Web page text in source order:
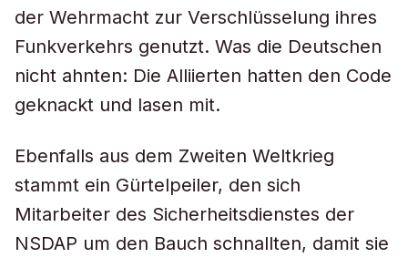
der Wehrmacht zur Verschlüsselung ihres
Funkverkehrs genutzt. Was die Deutschen
nicht ahnten: Die Alliierten hatten den Code
geknackt und lasen mit.
Ebenfalls aus dem Zweiten Weltkrieg
stammt ein Gürtelpeiler, den sich
Mitarbeiter des Sicherheitsdienstes der
NSDAP um den Bauch schnallten, damit sie